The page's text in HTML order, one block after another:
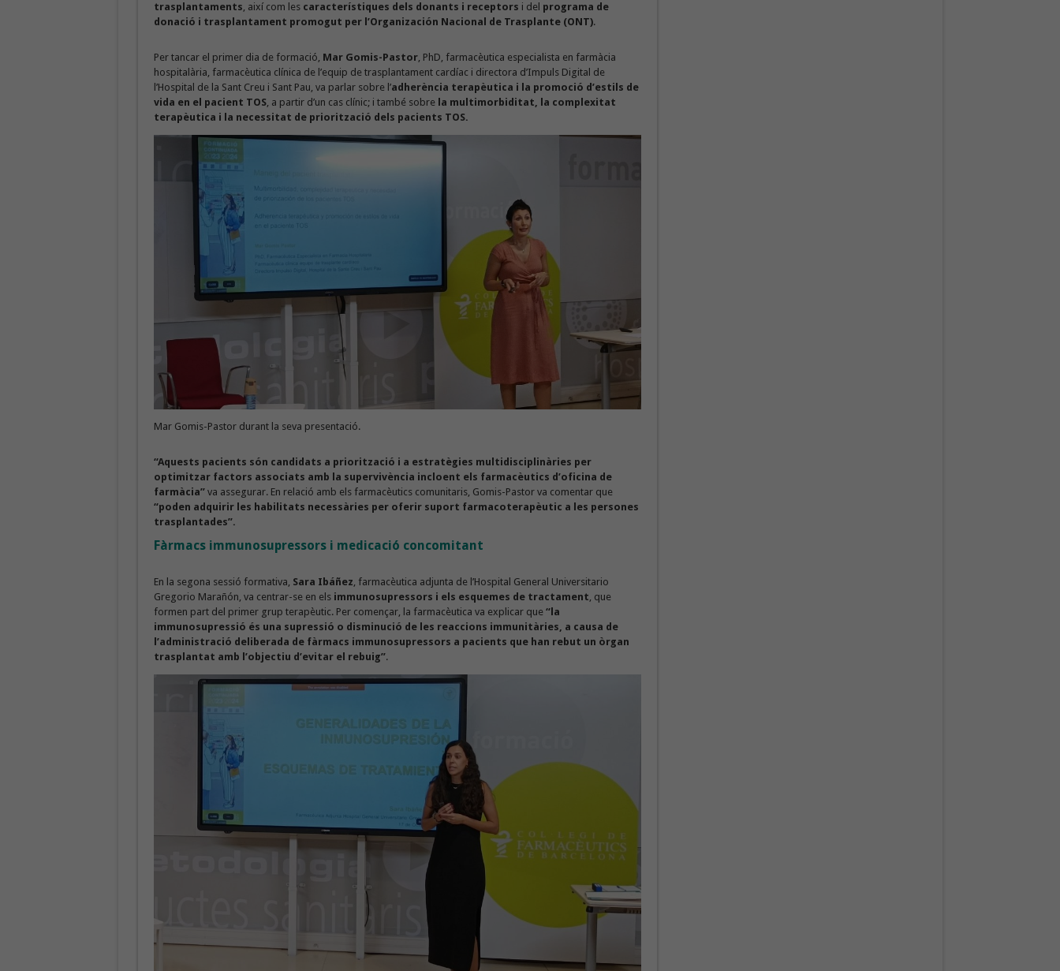
trasplantaments, així com les característiques dels donants i receptors i del programa de
donació i trasplantament promogut per l’Organización Nacional de Trasplante (ONT).
Per tancar el primer dia de formació, Mar Gomis-Pastor, PhD, farmacèutica especialista en farmàcia
hospitalària, farmacèutica clínica de l’equip de trasplantament cardíac i directora d’Impuls Digital de
l’Hospital de la Sant Creu i Sant Pau, va parlar sobre l’adherència terapèutica i la promoció d’estils de
vida en el pacient TOS, a partir d’un cas clínic; i també sobre la multimorbiditat, la complexitat
terapèutica i la necessitat de priorització dels pacients TOS.
Mar Gomis-Pastor durant la seva presentació.
“Aquests pacients són candidats a priorització i a estratègies multidisciplinàries per
optimitzar factors associats amb la supervivència incloent els farmacèutics d’oficina de
farmàcia” va assegurar. En relació amb els farmacèutics comunitaris, Gomis-Pastor va comentar que
“poden adquirir les habilitats necessàries per oferir suport farmacoterapèutic a les persones
trasplantades”.
Fàrmacs immunosupressors i medicació concomitant
En la segona sessió formativa, Sara Ibáñez , farmacèutica adjunta de l’Hospital General Universitario
Gregorio Marañón, va centrar-se en els immunosupressors i els esquemes de tractament , que
formen part del primer grup terapèutic. Per començar, la farmacèutica va explicar que “la
immunosupressió és una supressió o disminució de les reaccions immunitàries, a causa de
l’administració deliberada de fàrmacs immunosupressors a pacients que han rebut un òrgan
trasplantat amb l’objectiu d’evitar el rebuig”.